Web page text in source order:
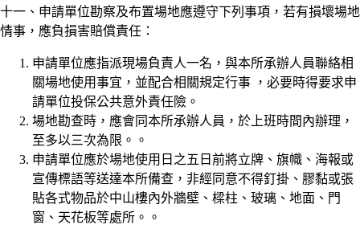
十一、申請單位勘察及布置場地應遵守下列事項，若有損壞場地
情事，應負損害賠償責任：
申請單位應指派現場負責人一名，與本所承辦人員聯絡相
關場地使用事宜，並配合相關規定行事 ，必要時得要求申
請單位投保公共意外責任險。
場地勘查時，應會同本所承辦人員，於上班時間內辦理，
至多以三次為限。。
申請單位應於場地使用日之五日前將立牌、旗幟、海報或
宣傳標語等送達本所備查，非經同意不得釘掛、膠黏或張
貼各式物品於中山樓內外牆壁、樑柱、玻璃、地面、門
窗、天花板等處所。。